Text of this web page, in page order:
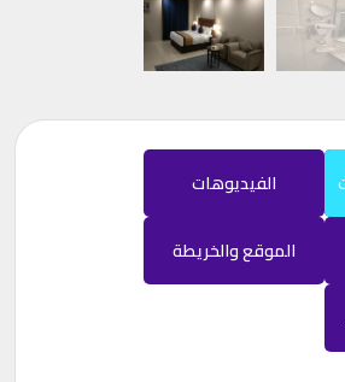
الفيديوهات
الموقع والخريطة